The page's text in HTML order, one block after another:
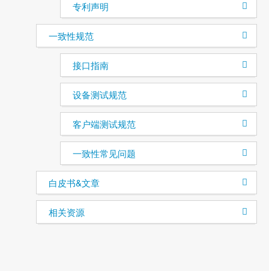
专利声明
一致性规范
接口指南
设备测试规范
客户端测试规范
一致性常见问题
白皮书&文章
相关资源